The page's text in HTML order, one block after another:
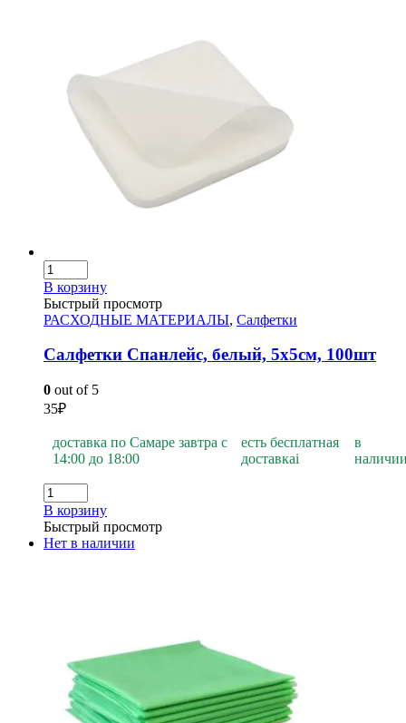
В корзину
Быстрый просмотр
РАСХОДНЫЕ МАТЕРИАЛЫ, Салфетки
Салфетки Спанлейс, белый, 5х5см, 100шт
0 out of 5
35₽
доставка по Самаре завтра с
14:00 до 18:00
есть бесплатная
доставкаi
в
В корзину
Быстрый просмотр
Нет в наличии